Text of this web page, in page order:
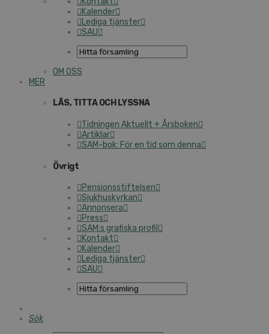
Kalender
Lediga tjänster
SAU
OM OSS
MER
LÄS, TITTA OCH LYSSNA
Tidningen Aktuellt + Årsboken
Artiklar
SAM-bok: För en tid som denna
Övrigt
Pensionsstiftelsen
Sjukhuskyrkan
Annonsera
Press
SAM:s grafiska profil
Kontakt
Kalender
Lediga tjänster
SAU
Sök